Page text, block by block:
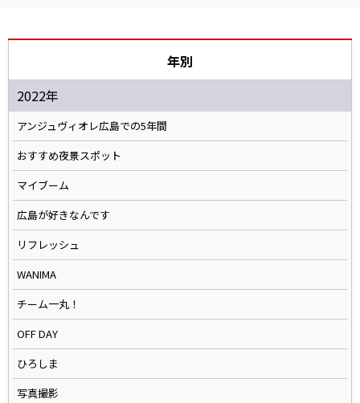
年別
2022年
アンジュヴィオレ広島での5年間
おすすめ夜景スポット
マイブーム
広島が好きなんです
リフレッシュ
WANIMA
チーム一丸！
OFF DAY
ひろしま
写真撮影